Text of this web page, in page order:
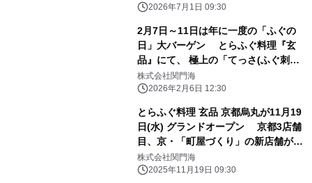
2026年7月1日 09:30
2月7日～11日は年に一度の「ふぐの
日」大バーゲン とらふぐ料理『玄
品』にて、 極上の「てっさ(ふぐ刺
し)」を振る舞う5日間
株式会社関門海
2026年2月6日 12:30
とらふぐ料理 玄品 京都烏丸が11月19
日(水) グランドオープン 京都3店舗
目、京・「町屋づくり」の新店舗が誕
生
株式会社関門海
2025年11月19日 09:30